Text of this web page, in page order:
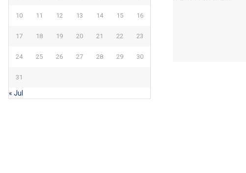
10 11 12 13 14 15 16
17 18 19 20 21 22 23
24 25 26 27 28 29 30
31
« Jul